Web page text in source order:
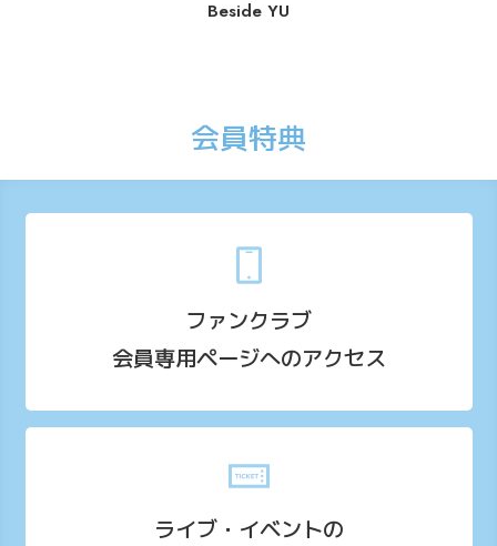
Beside YU
会員特典
ファンクラブ
会員専用ページへのアクセス
ライブ・イベントの